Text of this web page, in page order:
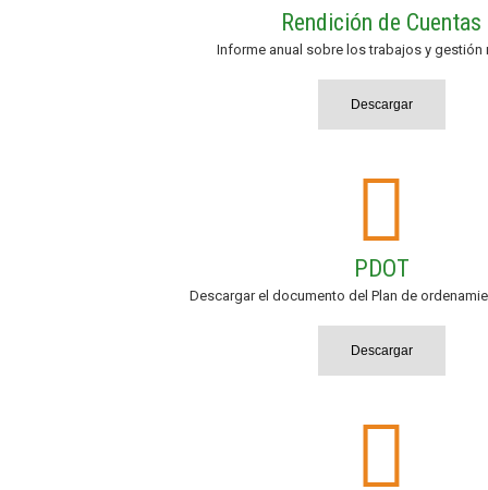
Rendición de Cuentas
Informe anual sobre los trabajos y gestión
Descargar
PDOT
Descargar el documento del Plan de
Descargar